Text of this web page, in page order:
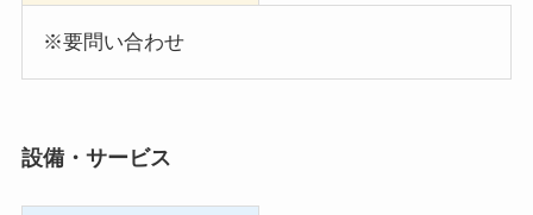
※要問い合わせ
設備・サービス